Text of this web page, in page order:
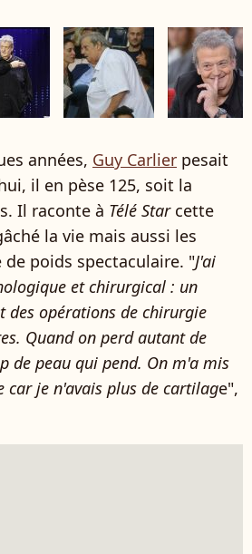
années, Guy Carlier pesait
il en pèse 125, soit la
Il raconte à Télé Starcette
la vie mais aussi les
de poids spectaculaire. "J'ai
et chirurgical : un
des opérations de chirurgie
Quand on perd autant de
de peau qui pend. On m'a mis
car je n'avais plus de cartilage",